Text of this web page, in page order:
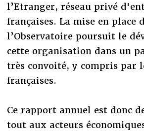
l’Etranger, réseau privé
françaises. La mise en place
l’Observatoire poursuit le
cette organisation dans un
très convoité, y compris par
françaises.
Ce rapport annuel est donc
tout aux acteurs